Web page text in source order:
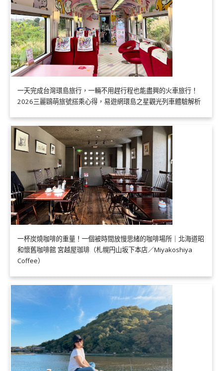
一天完成台灣環島旅行，一輛不用趕行程也能盡興的火車旅行！
2026三麗鷗萌旅號搭乘心得，易遊網環島之星觀光列車體驗解析
一杯炭燒咖啡的重量！一個被時間放慢思緒的咖啡場所｜北海道昭
和懷舊咖啡館 宮越屋珈琲（札幌円山坂下本店／Miyakoshiya
Coffee）